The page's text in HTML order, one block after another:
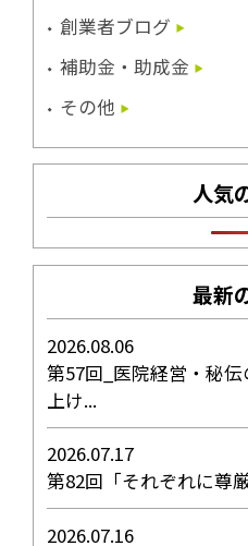
創業者ブログ
補助金・助成金
その他
人気
最新
2026.08.06
第57回_医院経営・秘
上け...
2026.07.17
第82回「それぞれに尊
2026.07.16